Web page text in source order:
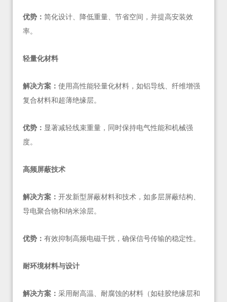
优势： 简化设计、降低重量、节省空间，并提高安装效
率。
轻量化材料
解决方案： 使用高性能轻量化材料，如铝导线、纤维增强
复合材料和超薄绝缘层。
优势： 显著减轻线束重量，同时保持电气性能和机械强
度。
高频屏蔽技术
解决方案： 开发新型屏蔽材料和技术，如多层屏蔽结构、
导电聚合物和纳米涂层。
优势： 有效抑制高频电磁干扰，确保信号传输的稳定性。
耐环境材料与设计
解决方案： 采用耐高温、耐腐蚀的材料（如硅胶绝缘层和